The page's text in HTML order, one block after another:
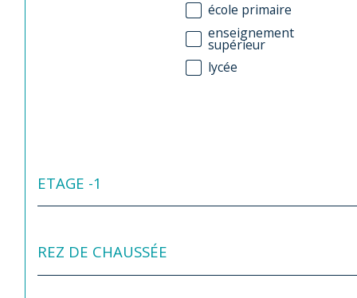
école primaire
enseignement
supérieur
lycée
ETAGE -1
REZ DE CHAUSSÉE